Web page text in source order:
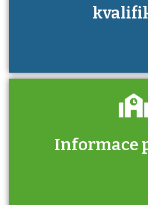
Informace
Zjistěte, jak se přihlásit